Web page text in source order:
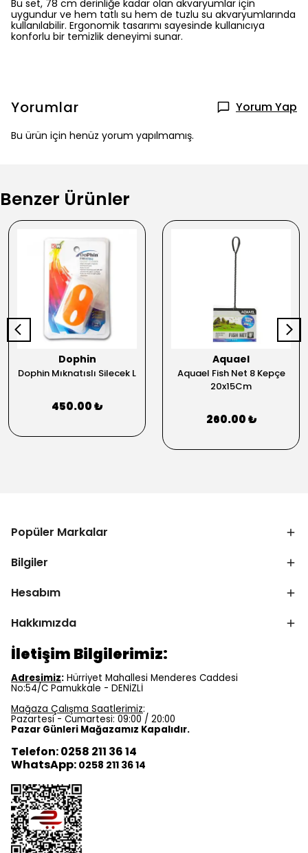
Bu set, 78 cm derinliğe kadar olan akvaryumlar için
uygundur ve hem tatlı su hem de tuzlu su akvaryumlarında
kullanılabilir. Ergonomik tasarımı sayesinde kullanıcıya
konforlu bir temizlik deneyimi sunar.
Yorumlar Yorum Yap
Bu ürün için henüz yorum yapılmamış.
Benzer Ürünler
Dophin
Dophin Mıknatıslı Silecek L
450.00 ₺
Aquael
Aquael Fish Net 8 Kepçe
20x15Cm
260.00 ₺
Popüler Markalar
Bilgiler
Hesabım
Hakkımızda
İletişim Bilgilerimiz:
Adresimiz: Hürriyet Mahallesi Menderes Caddesi
No:54/C Pamukkale - DENİZLİ
Mağaza Çalışma Saatlerimiz:
Pazartesi - Cumartesi: 09:00 / 20:00
Pazar Günleri Mağazamız Kapalıdır.
Telefon: 0258 211 36 14
WhatsApp: 0258 211 36 14